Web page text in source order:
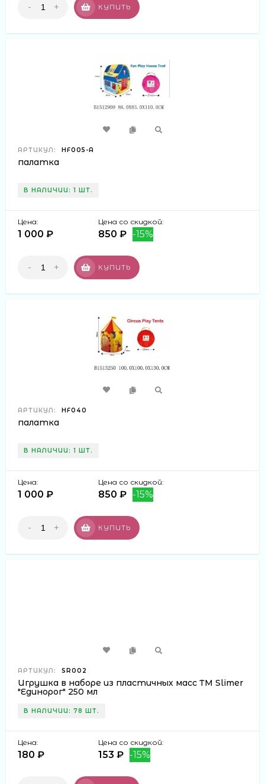
- + КУПИТЬ
АРТИКУЛ: HF005-A
палатка
В НАЛИЧИИ: 1 ШТ.
Цена:
1 000 ₽
Цена со скидкой:
850 ₽ -15%
- + КУПИТЬ
АРТИКУЛ: HF040
палатка
В НАЛИЧИИ: 1 ШТ.
Цена:
1 000 ₽
Цена со скидкой:
850 ₽ -15%
- + КУПИТЬ
АРТИКУЛ: SR002
Игрушка в наборе из пластичных масс ТМ Slimer
"Единорог" 250 мл
В НАЛИЧИИ: 78 ШТ.
Цена:
180 ₽
Цена со скидкой:
153 ₽ -15%